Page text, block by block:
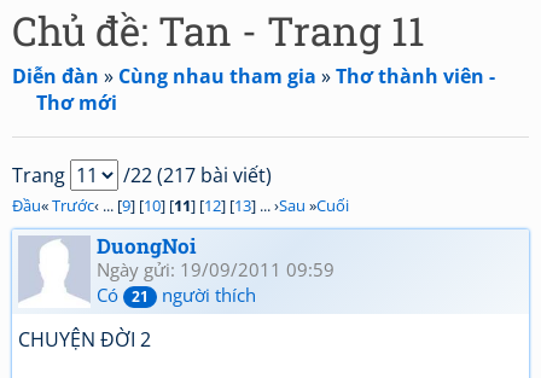
Chủ đề: Tan - Trang 11
Diễn đàn » Cùng nhau tham gia »Thơ thành viên -
Thơ mới
Trang /22 (217 bài viết)
Đầu«Trước‹ ... [9] [10] [11] [12] [13] ... ›Sau »Cuối
DuongNoi
Ngày gửi: 19/09/2011 09:59
Có
21 người thích
CHUYỆN ĐỜI 2